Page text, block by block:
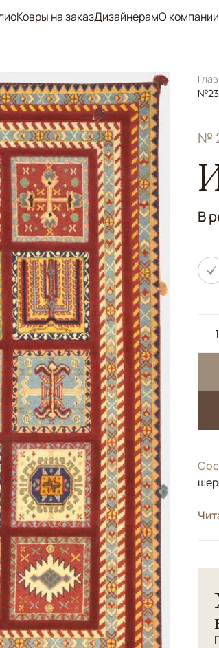
Ковры на заказДизайнерамО компании
№
В
в